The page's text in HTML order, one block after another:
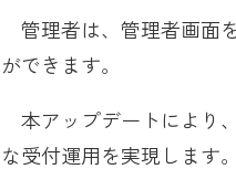
管理者は、管理者画面
ができます。
本アップデートにより
な受付運用を実現します。